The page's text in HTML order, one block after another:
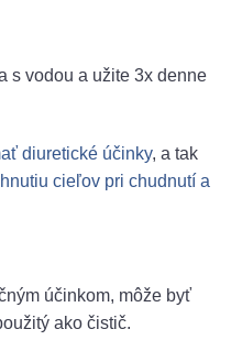
s vodou a užite 3x denne
diuretické účinky, a tak
cieľov pri chudnutí a
účinkom, môže byť
ako čistič.